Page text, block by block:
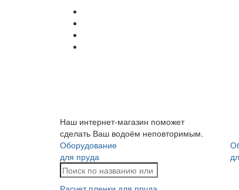
Наш интернет-магазин поможет
сделать Ваш водоём неповторимым.
Оборудование
для пруда